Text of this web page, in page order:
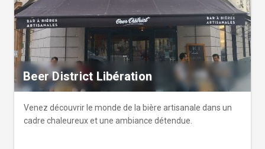
Beer District Libération
Venez découvrir le monde de la bière artisanale dans un
cadre chaleureux et une ambiance détendue.